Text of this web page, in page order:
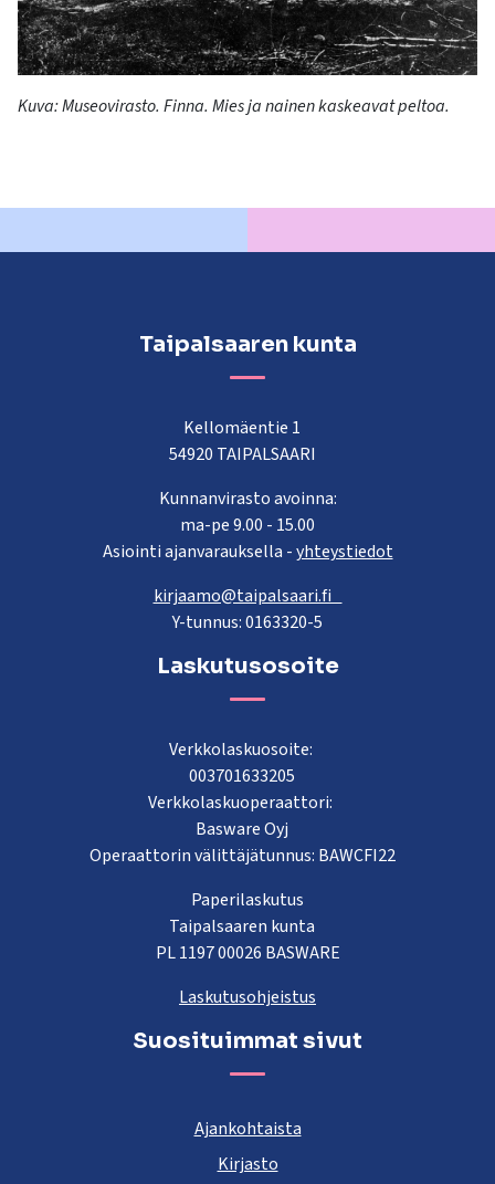
Kuva:Museovirasto. Finna. Mies ja nainen kaskeavat peltoa.
Taipalsaaren kunta
Kellomäentie 1
54920 TAIPALSAARI
Kunnanvirasto avoinna:
ma-pe 9.00 - 15.00
Asiointi ajanvarauksella -yhteystiedot
kirjaamo@taipalsaari.fi
Y-tunnus: 0163320-5
Laskutusosoite
Verkkolaskuosoite:
003701633205
Verkkolaskuoperaattori:
Basware Oyj
Operaattorin välittäjätunnus: BAWCFI22
Paperilaskutus
Taipalsaaren kunta
PL 1197 00026 BASWARE
Laskutusohjeistus
Suosituimmat sivut
Ajankohtaista
Kirjasto